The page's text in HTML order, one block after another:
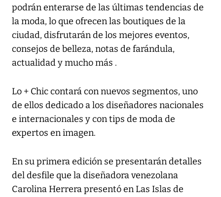
podrán enterarse de las últimas tendencias de
la moda, lo que ofrecen las boutiques de la
ciudad, disfrutarán de los mejores eventos,
consejos de belleza, notas de farándula,
actualidad y mucho más .
Lo + Chic contará con nuevos segmentos, uno
de ellos dedicado a los diseñadores nacionales
e internacionales y con tips de moda de
expertos en imagen.
En su primera edición se presentarán detalles
del desfile que la diseñadora venezolana
Carolina Herrera presentó en Las Islas de